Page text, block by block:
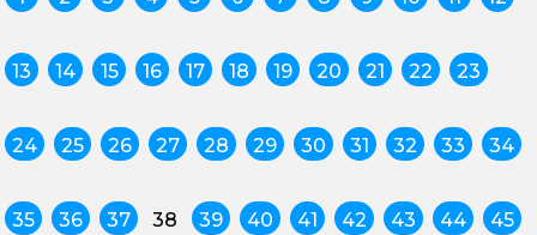
13 14 15 16 17 18 19 20 21 22 23
24 25 26 27 28 29 30 31 32 33 34
35 36 37 38 39 40 41 42 43 44 45